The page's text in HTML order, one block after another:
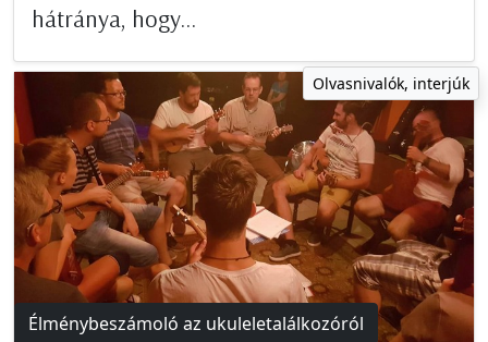
hátránya, hogy...
Olvasnivalók, interjúk
Élménybeszámoló az ukuleletalálkozóról